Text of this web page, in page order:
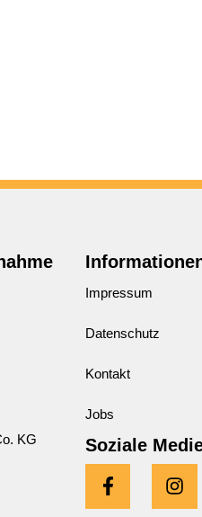
KG
Impressum
Datenschutz
Kontakt
Jobs
Soziale